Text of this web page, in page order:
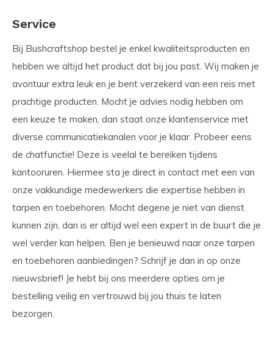
Service
Bij Bushcraftshop bestel je enkel kwaliteitsproducten en
hebben we altijd het product dat bij jou past. Wij maken je
avontuur extra leuk en je bent verzekerd van een reis met
prachtige producten. Mocht je advies nodig hebben om
een keuze te maken, dan staat onze klantenservice met
diverse communicatiekanalen voor je klaar. Probeer eens
de chatfunctie! Deze is veelal te bereiken tijdens
kantooruren. Hiermee sta je direct in contact met een van
onze vakkundige medewerkers die expertise hebben in
tarpen en toebehoren. Mocht degene je niet van dienst
kunnen zijn, dan is er altijd wel een expert in de buurt die je
wel verder kan helpen. Ben je benieuwd naar onze tarpen
en toebehoren aanbiedingen? Schrijf je dan in op onze
nieuwsbrief! Je hebt bij ons meerdere opties om je
bestelling veilig en vertrouwd bij jou thuis te laten
bezorgen.